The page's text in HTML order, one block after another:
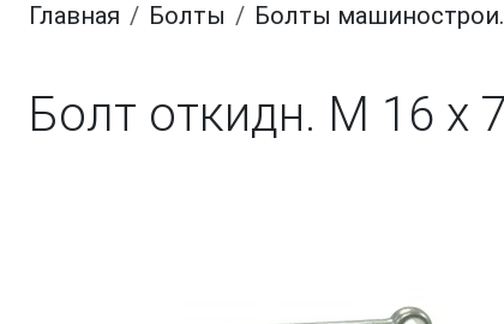
Главная болты болты машиностроительные
Болт откидн. М 16 х